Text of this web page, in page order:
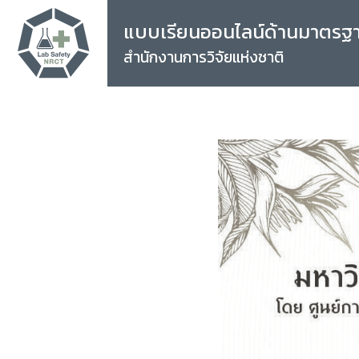
แบบเรียนออนไลน์ด้านมาตร
สำนักงานการวิจัยแห่งชาติ